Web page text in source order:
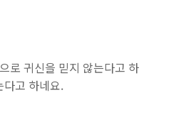
로 귀신을 믿지 않는다고 하
다고 하네요.